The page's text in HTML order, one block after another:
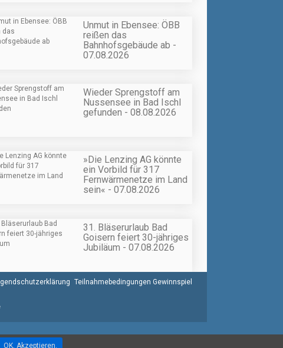
Unmut in Ebensee: ÖBB
reißen das
Bahnhofsgebäude ab -
07.08.2026
Wieder Sprengstoff am
Nussensee in Bad Ischl
gefunden - 08.08.2026
»Die Lenzing AG könnte
ein Vorbild für 317
Fernwärmenetze im Land
sein« - 07.08.2026
31. Bläserurlaub Bad
Goisern feiert 30-jähriges
Jubiläum - 07.08.2026
OK. Akzeptieren.
Teilnahmebedingungen Gewinnspiel